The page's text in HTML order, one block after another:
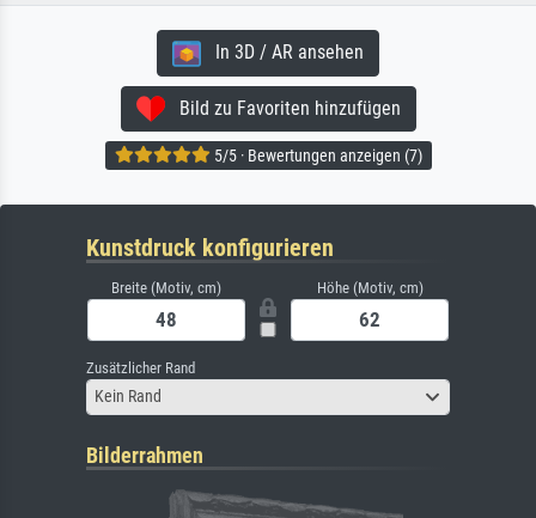
In 3D / AR ansehen
Bild zu Favoriten hinzufügen
5/5 · Bewertungen anzeigen (7)
Kunstdruck konfigurieren
Breite (Motiv, cm) Höhe (Motiv, cm)
Zusätzlicher Rand
Kein Rand
Bilderrahmen